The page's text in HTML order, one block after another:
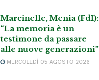
Marcinelle, Menia (FdI):
“La memoria è un
testimone da passare
alle nuove generazioni”
MERCOLEDÌ 05 AGOSTO 2026